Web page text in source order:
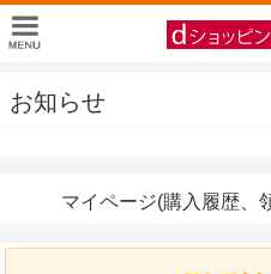
お知らせ
マイページ(購入履歴、